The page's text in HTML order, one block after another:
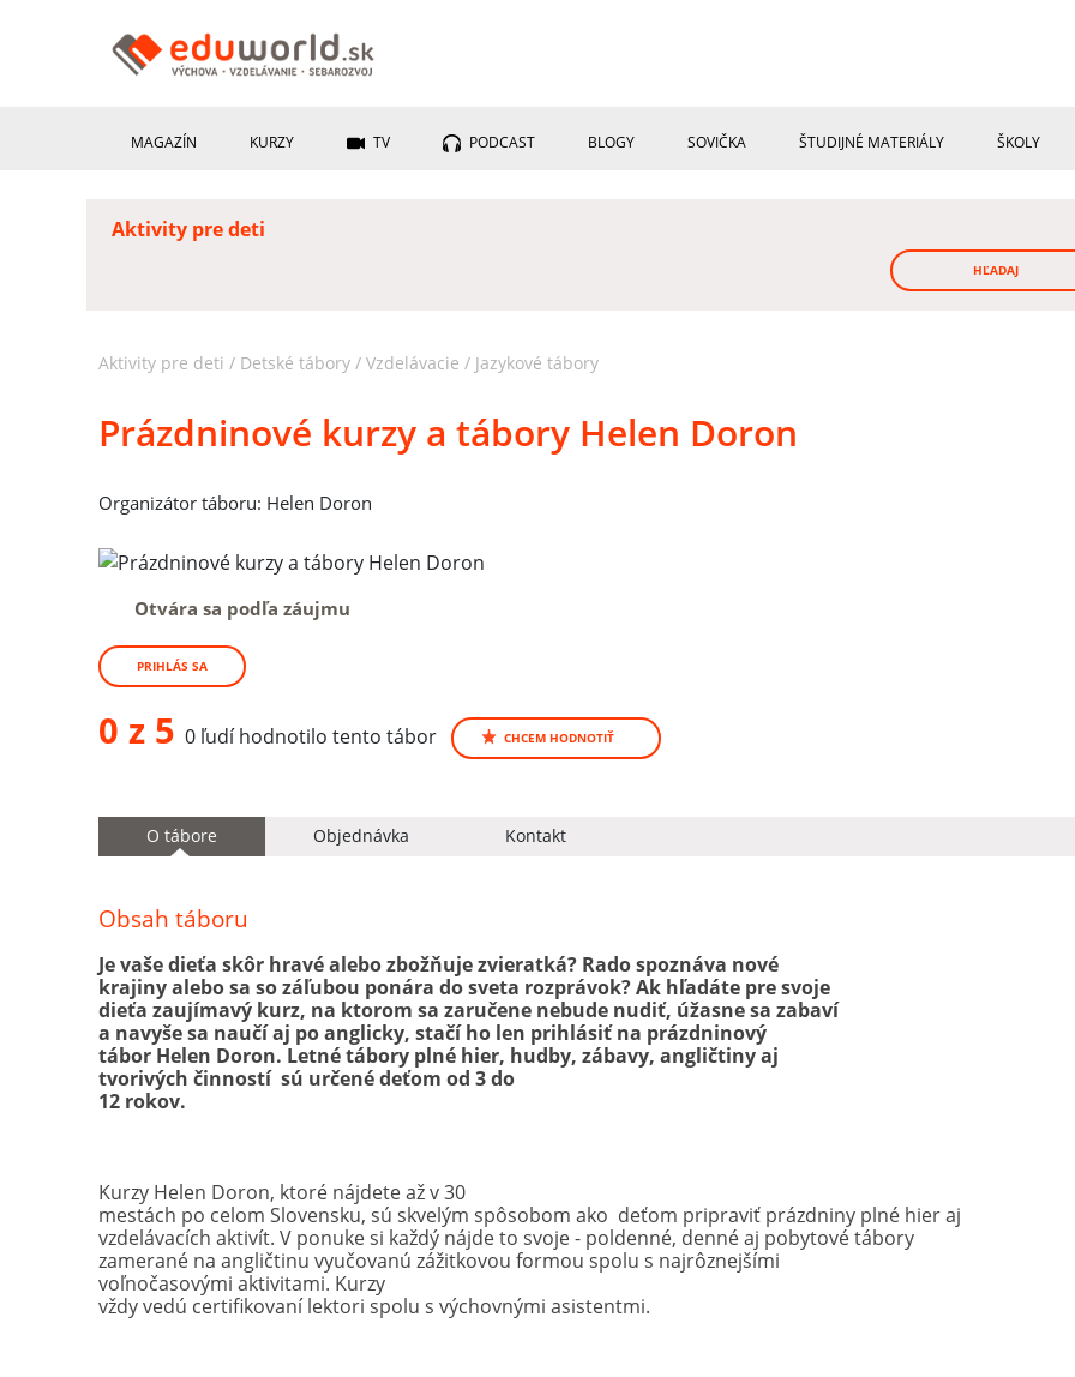
MAGAZÍN KURZY TV PODCAST BLOGY SOVIČKA ŠTUDIJNÉ MATERIÁLY ŠKOLY
Aktivity pre deti
HĽADAJ
Aktivity pre deti / Detské tábory / Vzdelávacie / Jazykové tábory
Prázdninové kurzy a tábory Helen Doron
Organizátor táboru: Helen Doron
Otvára sa podľa záujmu
PRIHLÁS SA
0 z 5 0 ľudí hodnotilo tento tábor CHCEM HODNOTIŤ
O tábore Objednávka Kontakt
Obsah táboru
Je vaše dieťa skôr hravé alebo zbožňuje zvieratká? Rado spoznáva nové
krajiny alebo sa so záľubou ponára do sveta rozprávok? Ak hľadáte pre svoje
dieťa zaujímavý kurz, na ktorom sa zaručene nebude nudiť, úžasne sa zabaví
a navyše sa naučí aj po anglicky, stačí ho len prihlásiť na prázdninový
tábor Helen Doron. Letné tábory plné hier, hudby, zábavy, angličtiny aj
tvorivých činností sú určené deťom od 3 do
12 rokov.
Kurzy Helen Doron, ktoré nájdete až v 30
mestách po celom Slovensku, sú skvelým spôsobom ako deťom pripraviť prázdniny plné hier aj
vzdelávacích aktivít. V ponuke si každý nájde to svoje - poldenné, denné aj pobytové tábory
zamerané na angličtinu vyučovanú zážitkovou formou spolu s najrôznejšími
voľnočasovými aktivitami. Kurzy
vždy vedú certifikovaní lektori spolu s výchovnými asistentmi.